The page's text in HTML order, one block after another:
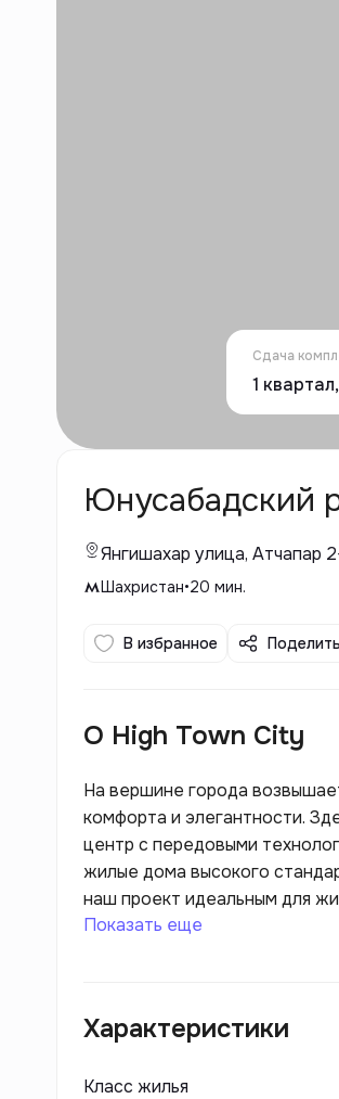
Сдача
1
Юнусабадский
Янгишахар улица, Атчапар
Шахристан•20 мин.
В избранное
О High Town City
На вершине города
комфорта и элегантности.
центр с передовыми
жилые дома высокого
наш проект идеальным для
Показать еще
Характеристики
Класс жилья